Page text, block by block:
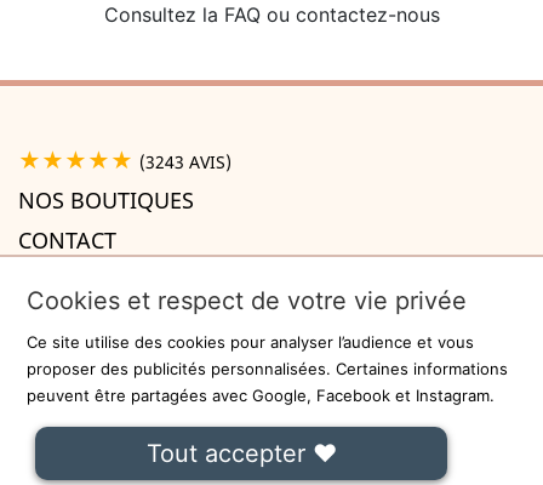
Consultez la FAQ ou contactez-nous
★★★★★ (3243 AVIS)
NOS BOUTIQUES
CONTACT
INFORMATIONS
Recevez la newsletter
On ne communiquera jamais votre adresse e-mail à des tiers.
Cookies et respect de votre vie privée
Ce site utilise des cookies pour analyser l’audience et vous
proposer des publicités personnalisées. Certaines informations
peuvent être partagées avec Google, Facebook et Instagram.
Tout accepter ❤